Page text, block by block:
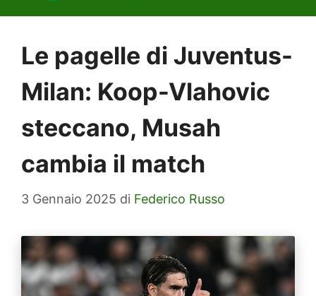
Le pagelle di Juventus-
Milan: Koop-Vlahovic
steccano, Musah
cambia il match
3 Gennaio 2025 di Federico Russo